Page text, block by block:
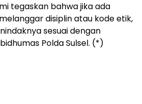
tegaskan bahwa jika ada
disiplin atau kode etik,
sesuai dengan
Polda Sulsel. (*)